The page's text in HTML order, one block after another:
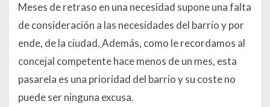
Meses de retraso en una necesidad supone una falta
de consideración a las necesidades del barrio y por
ende, de la ciudad.Además, como le recordamos al
concejal competente hace menos de un mes, esta
pasarela es una prioridad del barrio y su coste no
puede ser ninguna excusa.